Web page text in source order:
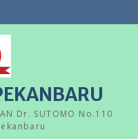
Dr. SUTOMO No.110